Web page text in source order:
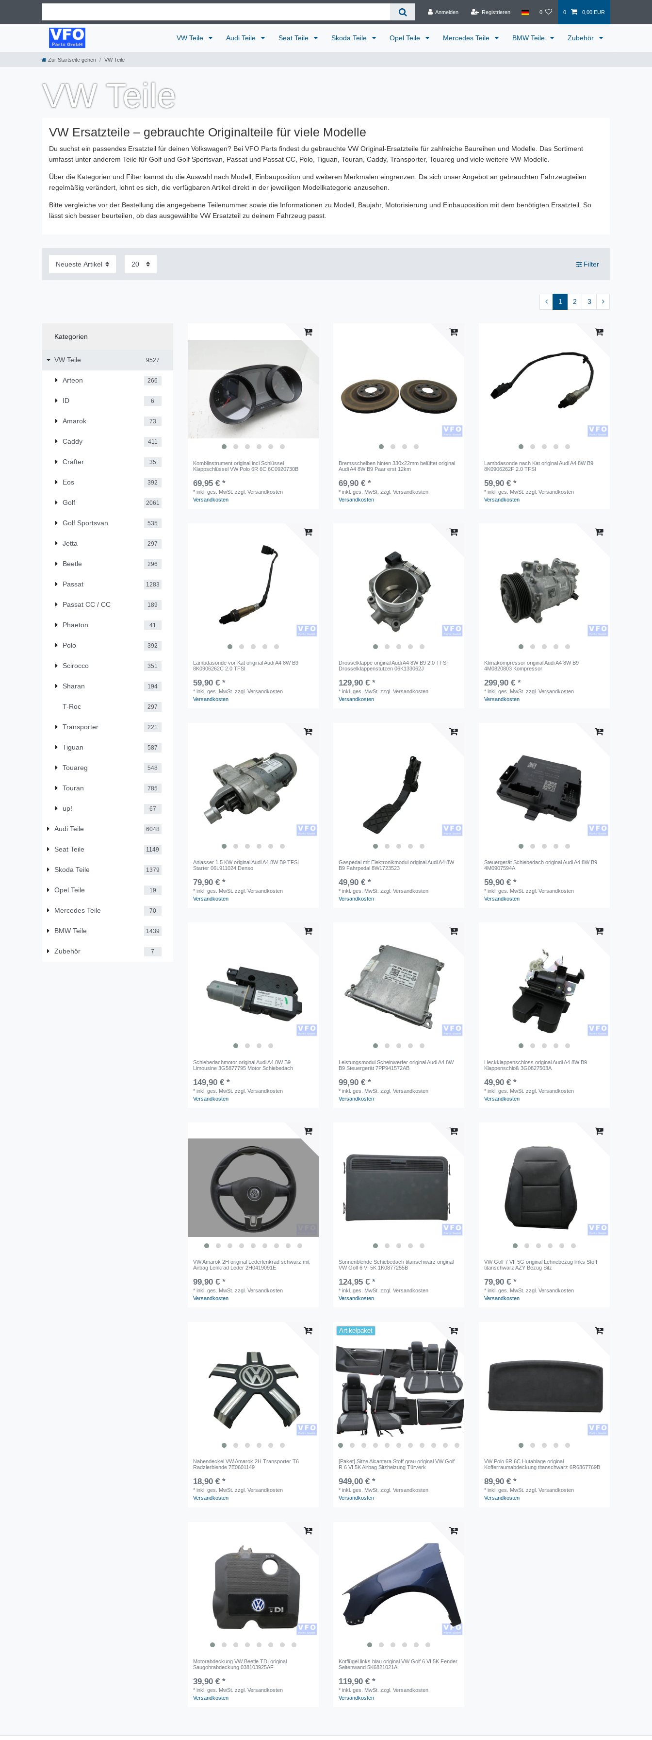
Anmelden Registrieren 0 0 0,00 EUR
VW Teile Audi Teile Seat Teile Skoda Teile Opel Teile Mercedes Teile BMW Teile Zubehör
Zur Startseite gehen VW Teile
VW Teile
VW Ersatzteile – gebrauchte Originalteile für viele Modelle
Du suchst ein passendes Ersatzteil für deinen Volkswagen? Bei VFO Parts findest du gebrauchte VW Original-Ersatzteile für zahlreiche Baureihen und Modelle. Das Sortiment
umfasst unter anderem Teile für Golf und Golf Sportsvan, Passat und Passat CC, Polo, Tiguan, Touran, Caddy, Transporter, Touareg und viele weitere VW-Modelle.
Über die Kategorien und Filter kannst du die Auswahl nach Modell, Einbauposition und weiteren Merkmalen eingrenzen. Da sich unser Angebot an gebrauchten Fahrzeugteilen
regelmäßig verändert, lohnt es sich, die verfügbaren Artikel direkt in der jeweiligen Modellkategorie anzusehen.
Bitte vergleiche vor der Bestellung die angegebene Teilenummer sowie die Informationen zu Modell, Baujahr, Motorisierung und Einbauposition mit dem benötigten Ersatzteil. So
lässt sich besser beurteilen, ob das ausgewählte VW Ersatzteil zu deinem Fahrzeug passt.
Filter
1 2 3
Kategorien
VW Teile 9527
Arteon 266
ID 6
Amarok 73
Caddy 411
Crafter 35
Eos 392
Golf 2061
Golf Sportsvan 535
Jetta 297
Beetle 296
Passat 1283
Passat CC / CC 189
Phaeton 41
Polo 392
Scirocco 351
Sharan 194
T-Roc 297
Transporter 221
Tiguan 587
Touareg 548
Touran 785
up! 67
Audi Teile 6048
Seat Teile 1149
Skoda Teile 1379
Opel Teile 19
Mercedes Teile 70
BMW Teile 1439
Zubehör 7
Kombiinstrument original incl Schlüssel
Klappschlüssel VW Polo 6R 6C 6C0920730B
69,95 € *
*inkl. ges. MwSt. zzgl. Versandkosten
Versandkosten
Bremsscheiben hinten 330x22mm belüftet original
Audi A4 8W B9 Paar erst 12km
69,90 € *
*inkl. ges. MwSt. zzgl. Versandkosten
Versandkosten
Lambdasonde nach Kat original Audi A4 8W B9
8K0906262F 2.0 TFSI
59,90 € *
*inkl. ges. MwSt. zzgl. Versandkosten
Versandkosten
Lambdasonde vor Kat original Audi A4 8W B9
8K0906262C 2.0 TFSI
59,90 € *
*inkl. ges. MwSt. zzgl. Versandkosten
Versandkosten
Drosselklappe original Audi A4 8W B9 2.0 TFSI
Drosselklappenstutzen 06K133062J
129,90 € *
*inkl. ges. MwSt. zzgl. Versandkosten
Versandkosten
Klimakompressor original Audi A4 8W B9
4M0820803 Kompressor
299,90 € *
*inkl. ges. MwSt. zzgl. Versandkosten
Versandkosten
Anlasser 1,5 KW original Audi A4 8W B9 TFSI
Starter 06L911024 Denso
79,90 € *
*inkl. ges. MwSt. zzgl. Versandkosten
Versandkosten
Gaspedal mit Elektronikmodul original Audi A4 8W
B9 Fahrpedal 8W1723523
49,90 € *
*inkl. ges. MwSt. zzgl. Versandkosten
Versandkosten
Steuergerät Schiebedach original Audi A4 8W B9
4M0907594A
59,90 € *
*inkl. ges. MwSt. zzgl. Versandkosten
Versandkosten
Schiebedachmotor original Audi A4 8W B9
Limousine 3G5877795 Motor Schiebedach
149,90 € *
*inkl. ges. MwSt. zzgl. Versandkosten
Versandkosten
Leistungsmodul Scheinwerfer original Audi A4 8W
B9 Steuergerät 7PP941572AB
99,90 € *
*inkl. ges. MwSt. zzgl. Versandkosten
Versandkosten
Heckklappenschloss original Audi A4 8W B9
Klappenschloß 3G0827503A
49,90 € *
*inkl. ges. MwSt. zzgl. Versandkosten
Versandkosten
VW Amarok 2H original Lederlenkrad schwarz mit
Airbag Lenkrad Leder 2H0419091E
99,90 € *
*inkl. ges. MwSt. zzgl. Versandkosten
Versandkosten
Sonnenblende Schiebedach titanschwarz original
VW Golf 6 VI 5K 1K0877255B
124,95 € *
*inkl. ges. MwSt. zzgl. Versandkosten
Versandkosten
VW Golf 7 VII 5G original Lehnebezug links Stoff
titanschwarz AZY Bezug Sitz
79,90 € *
*inkl. ges. MwSt. zzgl. Versandkosten
Versandkosten
Nabendeckel VW Amarok 2H Transporter T6
Radzierblende 7E0601149
18,90 € *
*inkl. ges. MwSt. zzgl. Versandkosten
Versandkosten
Artikelpaket
[Paket] Sitze Alcantara Stoff grau original VW Golf
R 6 VI 5K Airbag Sitzheizung Türverk
949,00 € *
*inkl. ges. MwSt. zzgl. Versandkosten
Versandkosten
VW Polo 6R 6C Hutablage original
Kofferraumabdeckung titanschwarz 6R6867769B
89,90 € *
*inkl. ges. MwSt. zzgl. Versandkosten
Versandkosten
Motorabdeckung VW Beetle TDI original
Saugohrabdeckung 038103925AF
39,90 € *
*inkl. ges. MwSt. zzgl. Versandkosten
Versandkosten
Kotflügel links blau original VW Golf 6 VI 5K Fender
Seitenwand 5K6821021A
119,90 € *
*inkl. ges. MwSt. zzgl. Versandkosten
Versandkosten